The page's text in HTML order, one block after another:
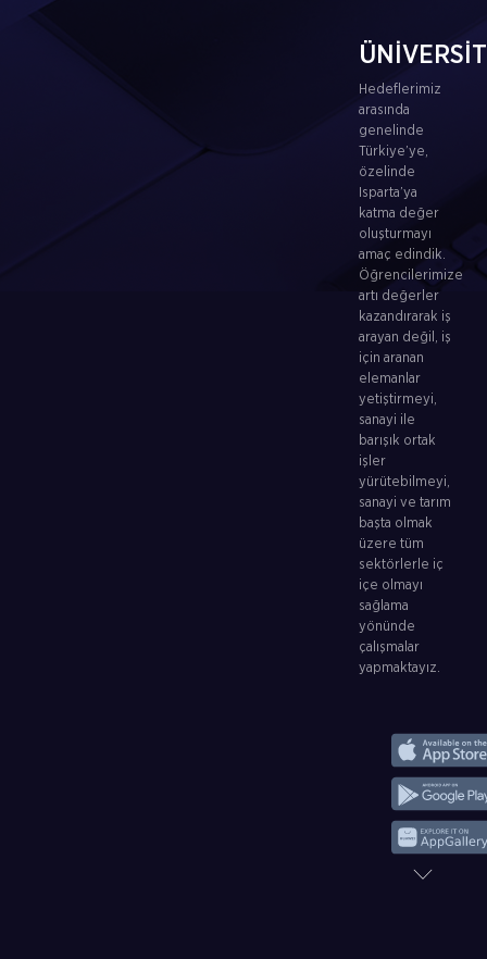
Hedeflerimiz
arasında
genelinde
Türkiye’ye,
özelinde
Isparta’ya
katma değer
oluşturmayı
amaç edindik.
Öğrencilerimize
artı değerler
kazandırarak iş
arayan değil, iş
için aranan
elemanlar
yetiştirmeyi,
sanayi ile
barışık ortak
işler
yürütebilmeyi,
sanayi ve tarım
başta olmak
üzere tüm
sektörlerle iç
içe olmayı
sağlama
yönünde
çalışmalar
yapmaktayız.